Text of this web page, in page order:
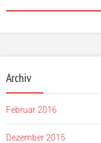
Archiv
Februar 2016
Dezember 2015